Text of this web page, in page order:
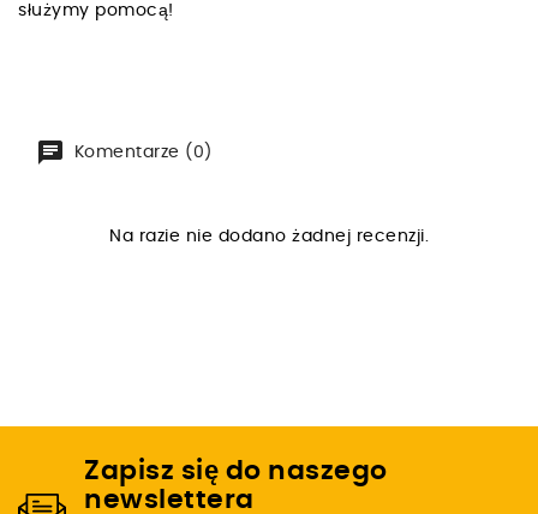
służymy pomocą!
Komentarze (0)
Na razie nie dodano żadnej recenzji.
Zapisz się do naszego
newslettera